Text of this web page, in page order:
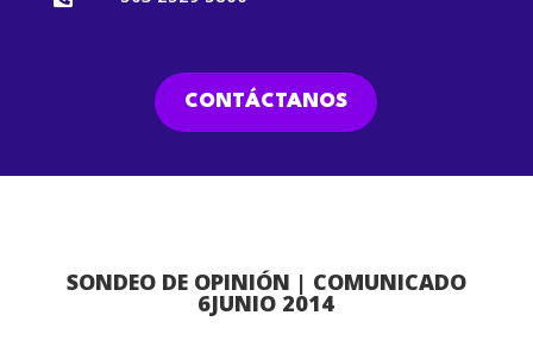
CONTÁCTANOS
SONDEO DE OPINIÓN | COMUNICADO
6JUNIO 2014